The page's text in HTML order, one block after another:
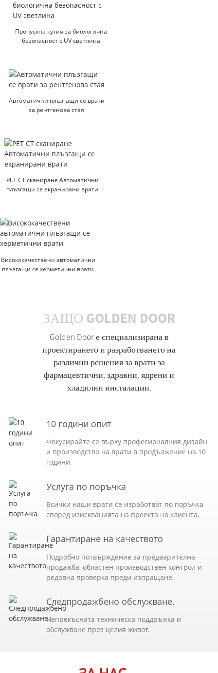
Пропускна кутия за биологична
безопасност с UV светлина
Автоматични плъзгащи се врати
за рентгенова стая
PET CT сканиране Автоматични
плъзгащи се екранирани врати
Висококачествени автоматични
плъзгащи се херметични врати
ЗАЩО GOLDEN DOOR
Golden Door е специализирана в
проектирането и разработването на
различни решения за врати за
фармацевтични, здравни, ядрени и
хладилни инсталации.
10 години опит
Фокусирайте се върху професионалния дизайн
и производство на врати в продължение на 10
години.
Услуга по поръчка
Всички наши врати се изработват по поръчка
според изискванията на проекта на клиента.
Гарантиране на качеството
Подробно потвърждение за предварителна
продажба, областен производствен контрол и
редовна проверка преди изпращане.
Следпродажбено обслужване.
Непрекъсната техническа поддръжка и
обслужване през целия живот.